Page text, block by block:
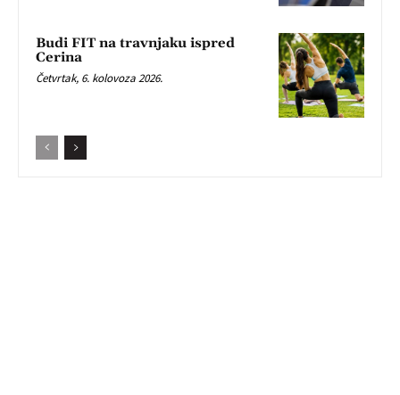
Budi FIT na travnjaku ispred
Cerina
Četvrtak, 6. kolovoza 2026.